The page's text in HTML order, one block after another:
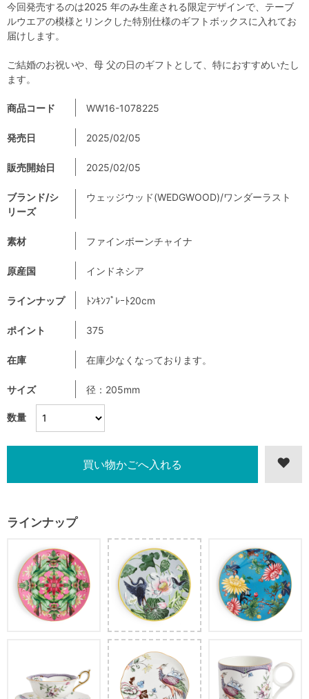
数量
商品コード WW16-1078225
発売日 2025/02/05
販売開始日 2025/02/05
ブランド/シ
リーズ
ウェッジウッド(WEDGWOOD)/ワンダーラスト
素材 ファインボーンチャイナ
原産国 インドネシア
ラインナップ ﾄﾝｷﾝﾌﾟﾚｰﾄ20cm
ポイント 375
在庫 在庫少なくなっております。
サイズ 径：205mm
ラインナップ
今回発売するのは2025 年のみ生産される限定デザインで、テーブ
ルウエアの模様とリンクした特別仕様のギフトボックスに入れてお
届けします。
ご結婚のお祝いや、母 父の日のギフトとして、特におすすめいたし
ます。